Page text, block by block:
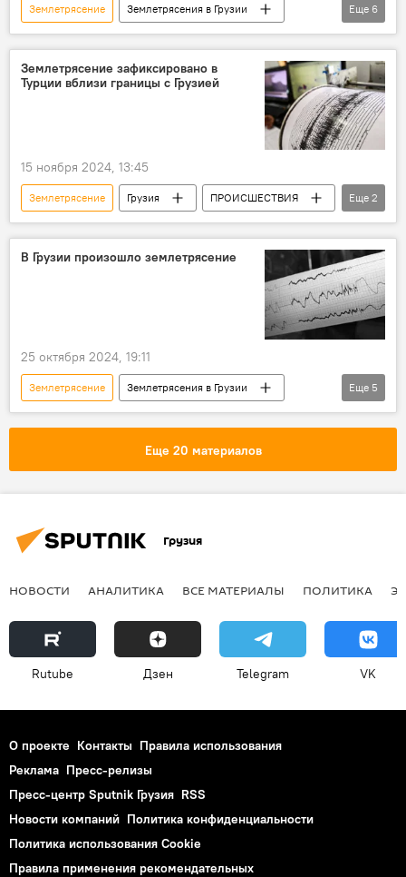
Землетрясение
Землетрясения в Грузии
Дманиси
Квемо Картли
Тбилиси
Грузия
ПРОИСШЕСТВИЯ
Еще 6
Землетрясение зафиксировано в
Турции вблизи границы с Грузией
15 ноября 2024, 13:45
Землетрясение Грузия
ПРОИСШЕСТВИЯ
НОВОСТИ
Турция
Еще 2
В Грузии произошло землетрясение
25 октября 2024, 19:11
Землетрясение
Землетрясения в Грузии
Грузия
ПРОИСШЕСТВИЯ
Мцхета-Мтианети
Еще 5
Еще 20 материалов
Грузия
НОВОСТИ АНАЛИТИКА ВСЕ МАТЕРИАЛЫ ПОЛИТИКА
Rutube Дзен Telegram VK
О проекте Контакты Правила использования
Реклама Пресс-релизы
Пресс-центр Sputnik Грузия RSS
Новости компаний Политика конфиденциальности
Политика использования Cookie
Правила применения рекомендательных